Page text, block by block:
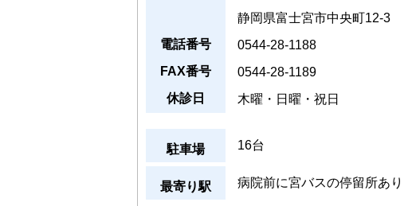
静岡県富士宮市中央町12-3
電話番号
0544-28-1188
FAX番号
0544-28-1189
休診日
木曜・日曜・祝日
駐車場 16台
最寄り駅 病院前に宮バスの停留所あり